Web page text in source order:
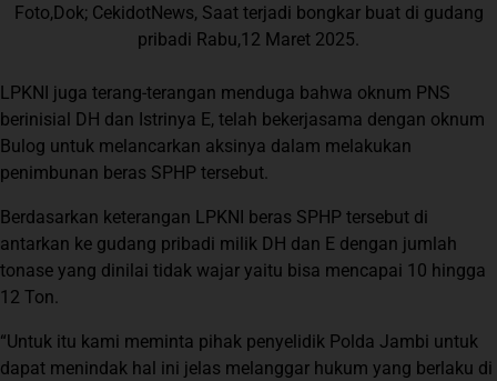
Foto,Dok; CekidotNews, Saat terjadi bongkar buat di gudang
pribadi Rabu,12 Maret 2025.
LPKNI juga terang-terangan menduga bahwa oknum PNS
berinisial DH dan Istrinya E, telah bekerjasama dengan oknum
Bulog untuk melancarkan aksinya dalam melakukan
penimbunan beras SPHP tersebut.
Berdasarkan keterangan LPKNI beras SPHP tersebut di
antarkan ke gudang pribadi milik DH dan E dengan jumlah
tonase yang dinilai tidak wajar yaitu bisa mencapai 10 hingga
12 Ton.
“Untuk itu kami meminta pihak penyelidik Polda Jambi untuk
dapat menindak hal ini jelas melanggar hukum yang berlaku di